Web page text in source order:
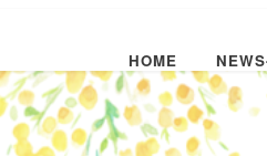
HOME